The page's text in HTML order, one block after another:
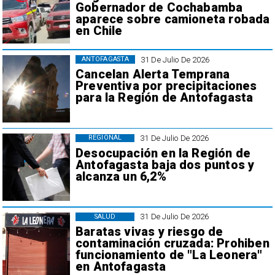
Gobernador de Cochabamba
aparece sobre camioneta robada
en Chile
31 De Julio De 2026
Cancelan Alerta Temprana
Preventiva por precipitaciones
para la Región de Antofagasta
ANTOFAGASTA
31 De Julio De 2026
Desocupación en la Región de
Antofagasta baja dos puntos y
alcanza un 6,2%
REGIONAL
31 De Julio De 2026
Baratas vivas y riesgo de
contaminación cruzada: Prohiben
funcionamiento de "La Leonera"
en Antofagasta
SALUD